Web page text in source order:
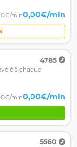
min0,00€/min
4785
à chaque
min0,00€/min
5560